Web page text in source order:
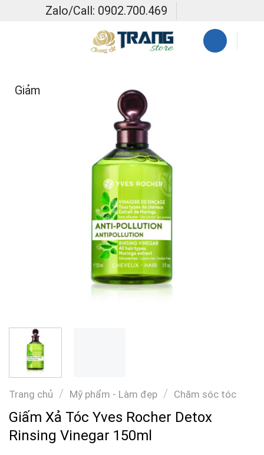
Zalo/Call: 0902.700.469
Giảm
Trang chủ / Mỹ phẩm - Làm đẹp / Chăm sóc tóc
Giấm Xả Tóc Yves Rocher Detox
Rinsing Vinegar 150ml